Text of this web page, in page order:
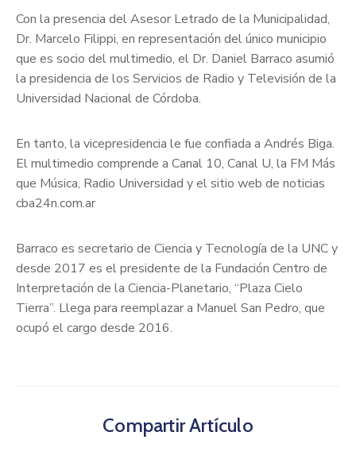
Con la presencia del Asesor Letrado de la Municipalidad,
Dr. Marcelo Filippi, en representación del único municipio
que es socio del multimedio, el Dr. Daniel Barraco asumió
la presidencia de los Servicios de Radio y Televisión de la
Universidad Nacional de Córdoba.
En tanto, la vicepresidencia le fue confiada a Andrés Biga.
El multimedio comprende a Canal 10, Canal U, la FM Más
que Música, Radio Universidad y el sitio web de noticias
cba24n.com.ar
Barraco es secretario de Ciencia y Tecnología de la UNC y
desde 2017 es el presidente de la Fundación Centro de
Interpretación de la Ciencia-Planetario, “Plaza Cielo
Tierra”. Llega para reemplazar a Manuel San Pedro, que
ocupó el cargo desde 2016.
Compartir Artículo